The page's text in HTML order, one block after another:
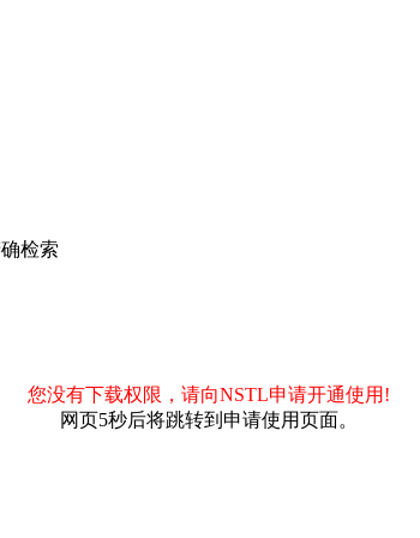
检索
您没有下载权限，请向NSTL申请开通使用!
网页5秒后将跳转到申请使用页面。